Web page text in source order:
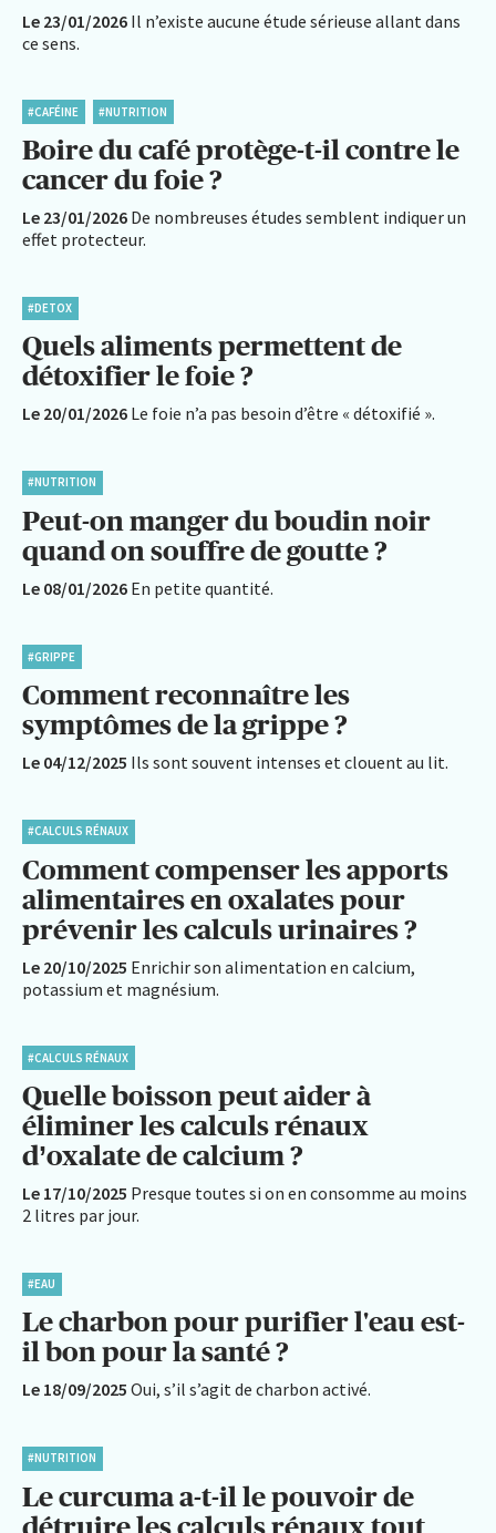
Le 23/01/2026 Il n’existe aucune étude sérieuse allant dans
ce sens.
#CAFÉINE #NUTRITION
Boire du café protège-t-il contre le
cancer du foie ?
Le 23/01/2026 De nombreuses études semblent indiquer un
effet protecteur.
#DETOX
Quels aliments permettent de
détoxifier le foie ?
Le 20/01/2026 Le foie n’a pas besoin d’être « détoxifié ».
#NUTRITION
Peut-on manger du boudin noir
quand on souffre de goutte ?
Le 08/01/2026 En petite quantité.
#GRIPPE
Comment reconnaître les
symptômes de la grippe ?
Le 04/12/2025 Ils sont souvent intenses et clouent au lit.
#CALCULS RÉNAUX
Comment compenser les apports
alimentaires en oxalates pour
prévenir les calculs urinaires ?
Le 20/10/2025 Enrichir son alimentation en calcium,
potassium et magnésium.
#CALCULS RÉNAUX
Quelle boisson peut aider à
éliminer les calculs rénaux
d’oxalate de calcium ?
Le 17/10/2025 Presque toutes si on en consomme au moins
2 litres par jour.
#EAU
Le charbon pour purifier l'eau est-
il bon pour la santé ?
Le 18/09/2025 Oui, s’il s’agit de charbon activé.
#NUTRITION
Le curcuma a-t-il le pouvoir de
détruire les calculs rénaux tout